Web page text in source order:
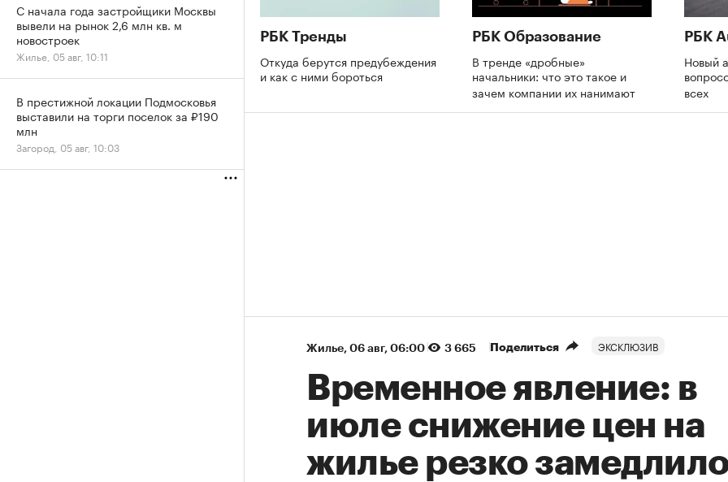
РБК Тренды
Откуда берутся предубеждения
и как с ними бороться
РБК Образование
В тренде «дробные»
начальники: что это такое и
зачем компании их нанимают
РБК
Новый
всех
Жилье⁠, 06 авг, 06:00 3 665 Поделиться ЭКСКЛЮЗИВ
Временное явление: в
июле снижение цен на
жилье резко
С начала года застройщики Москвы
вывели на рынок 2,6 млн кв. м
новостроек
Жилье, 05 авг, 10:11
В престижной локации Подмосковья
выставили на торги поселок за ₽190
млн
Загород, 05 авг, 10:03